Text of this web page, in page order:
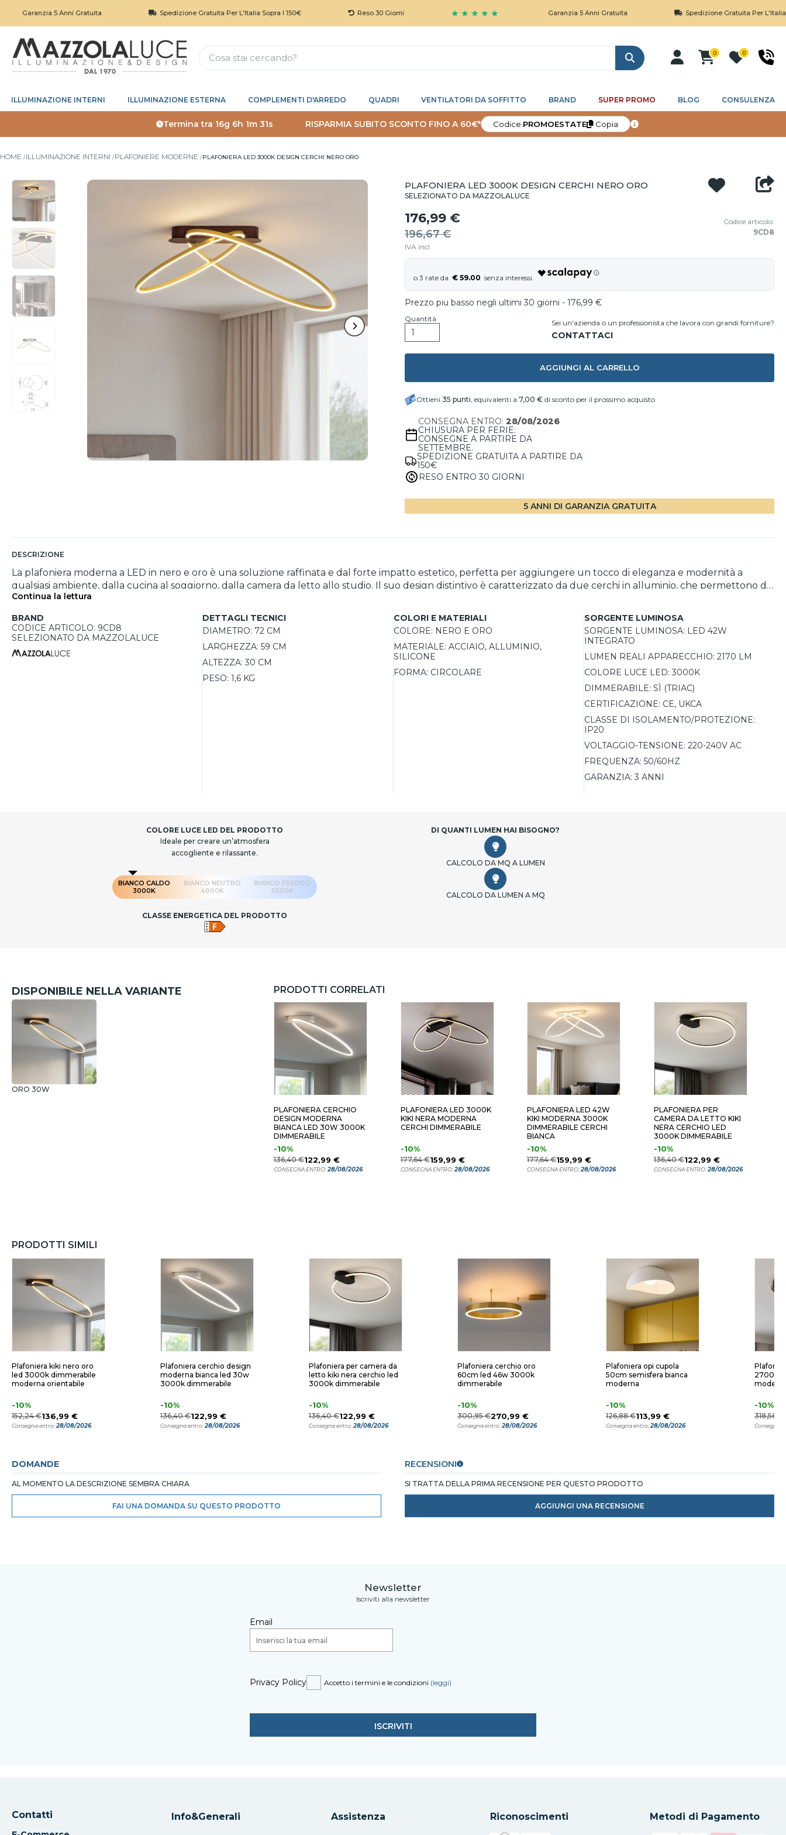
5 Anni Gratuita Spedizione Gratuita Per L'Italia Sopra I 150€ Reso 30 Giorni ★ ★ ★ ★ ★ Garanzia 5 Anni Gratuita Spedizione Gratuita Per L'Italia Sopra I
Cerca
0 0
ILLUMINAZIONE INTERNI ILLUMINAZIONE ESTERNA COMPLEMENTI D'ARREDO QUADRI VENTILATORI DA SOFFITTO BRAND SUPER PROMO BLOG CONSULENZA
Termina tra 16g 6h 1m 30s RISPARMIA SUBITO SCONTO FINO A 60€* Codice:PROMOESTATE Copia
HOME ILLUMINAZIONE INTERNI PLAFONIERE MODERNE PLAFONIERA LED 3000K DESIGN CERCHI NERO ORO
PLAFONIERA LED 3000K DESIGN CERCHI NERO ORO
SELEZIONATO DA MAZZOLALUCE
176,99 €
196,67 €
IVA incl.
Codice articolo:
9CD8
€ 59.00
Prezzo piu basso negli ultimi 30 giorni - 176,99 €
Quantità Sei un'azienda o un professionista che lavora con grandi forniture?
AGGIUNGI AL CARRELLO
Ottieni 35 punti, equivalenti a 7,00 € di sconto per il prossimo acquisto
CONSEGNA ENTRO:28/08/2026
CHIUSURA PER FERIE:
CONSEGNE A PARTIRE DA
SETTEMBRE.
SPEDIZIONE GRATUITA A PARTIRE DA
150€
RESO ENTRO 30 GIORNI
5 ANNI DI GARANZIA GRATUITA
DESCRIZIONE
La plafoniera moderna a LED in nero e oro è una soluzione raffinata e dal forte impatto estetico, perfetta per aggiungere un tocco di eleganza e modernità a
qualsiasi ambiente, dalla cucina al soggiorno, dalla camera da letto allo studio. Il suo design distintivo è caratterizzato da due cerchi in alluminio, che permettono di
personalizzare la disposizione della luce, creando un effetto dinamico e sofisticato. La combinazione del nero con dettagli oro dona un aspetto lussuoso e
contemporaneo, adattandosi perfettamente a stili di arredamento moderni ed eleganti. Grazie alla tecnologia LED integrata, questa plafoniera offre
un'illuminazione potente ed efficiente, con una resa luminosa di 2170 lumen e una temperatura di colore di 3000K, ideale per creare un’atmosfera calda e
accogliente. Il sistema dimmerabile con tecnologia Triac consente di regolare l’intensità della luce in base alle esigenze, rendendola perfetta per ogni occasione.
Realizzata con materiali di alta qualità, tra cui alluminio, acciaio e silicone, garantisce durabilità e un’illuminazione uniforme senza abbagliamenti. Una scelta ideale
per chi cerca un’illuminazione di design con un tocco di lusso.
Continua la lettura
BRAND
CODICE ARTICOLO: 9CD8
SELEZIONATO DA MAZZOLALUCE
DETTAGLI TECNICI
DIAMETRO: 72 CM
LARGHEZZA: 59 CM
ALTEZZA: 30 CM
PESO: 1,6 KG
COLORI E MATERIALI
COLORE: NERO E ORO
MATERIALE: ACCIAIO, ALLUMINIO,
SILICONE
FORMA: CIRCOLARE
SORGENTE LUMINOSA
SORGENTE LUMINOSA: LED 42W
INTEGRATO
LUMEN REALI APPARECCHIO: 2170 LM
COLORE LUCE LED: 3000K
DIMMERABILE: SÌ (TRIAC)
CERTIFICAZIONE: CE, UKCA
CLASSE DI ISOLAMENTO/PROTEZIONE:
IP20
VOLTAGGIO-TENSIONE: 220-240V AC
FREQUENZA: 50/60HZ
GARANZIA: 3 ANNI
COLORE LUCE LED DEL PRODOTTO
Ideale per creare un’atmosfera
accogliente e rilassante.
BIANCO CALDO
3000K
BIANCO NEUTRO
4000K
BIANCO FREDDO
5500K
CLASSE ENERGETICA DEL PRODOTTO
DI QUANTI LUMEN HAI BISOGNO?
CALCOLO DA MQ A LUMEN
CALCOLO DA LUMEN A MQ
DISPONIBILE NELLA VARIANTE
ORO 30W
PRODOTTI CORRELATI
PLAFONIERA CERCHIO
DESIGN MODERNA
BIANCA LED 30W 3000K
DIMMERABILE
-10%
136,40 €122,99 €
CONSEGNA ENTRO:28/08/2026
PLAFONIERA LED 3000K
KIKI NERA MODERNA
CERCHI DIMMERABILE
-10%
177,64 €159,99 €
CONSEGNA ENTRO:28/08/2026
PLAFONIERA LED 42W
KIKI MODERNA 3000K
DIMMERABILE CERCHI
BIANCA
-10%
177,64 €159,99 €
CONSEGNA ENTRO:28/08/2026
PLAFONIERA PER
CAMERA DA LETTO KIKI
NERA CERCHIO LED
3000K DIMMERABILE
-10%
136,40 €122,99 €
CONSEGNA ENTRO:28/08/2026
PRODOTTI SIMILI
Plafoniera kiki nero oro
led 3000k dimmerabile
moderna orientabile
-10%
152,24 €136,99 €
Consegna entro:28/08/2026
Plafoniera cerchio design
moderna bianca led 30w
3000k dimmerabile
-10%
136,40 €122,99 €
Consegna entro:28/08/2026
Plafoniera per camera da
letto kiki nera cerchio led
3000k dimmerabile
-10%
136,40 €122,99 €
Consegna entro:28/08/2026
Plafoniera cerchio oro
60cm led 46w 3000k
dimmerabile
-10%
300,95 €270,99 €
Consegna entro:28/08/2026
Plafoniera opi cupola
50cm semisfera bianca
moderna
-10%
126,88 €113,99 €
Consegna entro:28/08/2026
2700k
-10%
318,56 €
Consegna
DOMANDE
AL MOMENTO LA DESCRIZIONE SEMBRA CHIARA
FAI UNA DOMANDA SU QUESTO PRODOTTO
RECENSIONI
SI TRATTA DELLA PRIMA RECENSIONE PER QUESTO PRODOTTO
AGGIUNGI UNA RECENSIONE
Newsletter
Iscriviti alla newsletter
Email
Privacy Policy Accetto i termini e le condizioni (leggi)
Contatti Info&Generali Assistenza Riconoscimenti Metodi di Pagamento